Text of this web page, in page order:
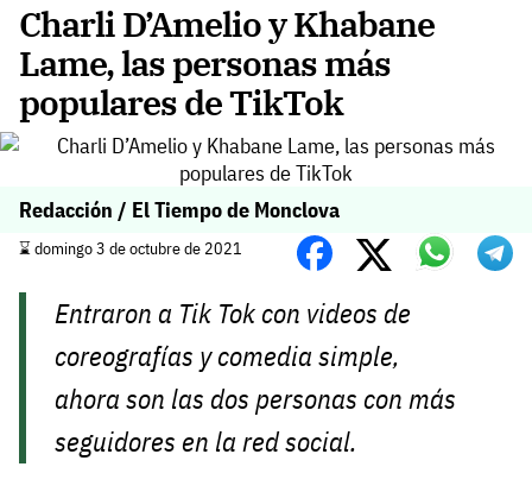
Charli D’Amelio y Khabane
Lame, las personas más
populares de TikTok
Redacción / El Tiempo de Monclova
⌛️ domingo 3 de octubre de 2021
Entraron a Tik Tok con videos de
coreografías y comedia simple,
ahora son las dos personas con más
seguidores en la red social.